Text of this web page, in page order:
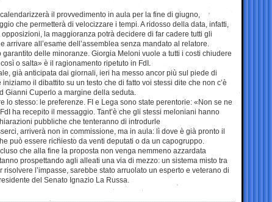
il provvedimento in aula per la fine di giugno,
che permetterà di velocizzare i tempi. A ridosso della data, infatti,
la maggioranza potrà decidere di far cadere tutti gli
arrivare all’esame dell’assemblea senza mandato al relatore.
garantito delle minoranze. Giorgia Meloni vuole a tutti i costi chiudere
o salta» è il ragionamento ripetuto in FdI.
già anticipata dai giornali, ieri ha messo ancor più sul piede di
il dibattito su un testo che di fatto voi stessi dite che non c’è
Gianni Cuperlo a margine della seduta.
lo stesso: le preferenze. FI e Lega sono state perentorie: «Non se ne
ha recepito il messaggio. Tant’è che gli stessi meloniani hanno
pubbliche che tenteranno di introdurle
arriverà non in commissione, ma in aula: lì dove è già pronto il
può essere richiesto da venti deputati o da un capogruppo.
che alla fine la proposta non venga nemmeno azzardata
prospettando agli alleati una via di mezzo: un sistema misto tra
l’impasse, sarebbe stato arruolato un esperto e veterano di
del Senato Ignazio La Russa.